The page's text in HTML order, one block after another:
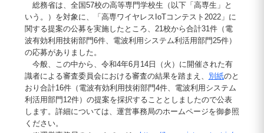
総務省は、全国57校の高等専門学校生（以下「高専生」と
いう。）を対象に、「高専ワイヤレスIoTコンテスト2022」に
関する提案の公募を実施したところ、21校から合計31件（電
波有効利用技術部門6件、電波利用システム利活用部門25件）
の応募がありました。
今般、この中から、令和4年6月14日（火）に開催された有
識者による審査委員会における審査の結果を踏まえ、 別紙のと
おり合計16件（電波有効利用技術部門4件、電波利用システム
利活用部門12件）の提案を採択することとしましたので公表
します。詳細については、運営事務局のホームページを御参照
ください。